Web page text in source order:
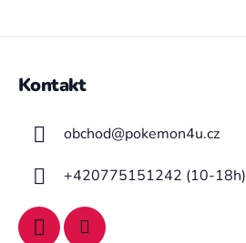
Kontakt
obchod@pokemon4u.cz
+420775151242 (10-18h)